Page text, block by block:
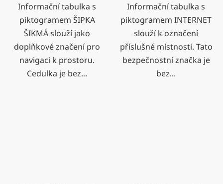
Informační tabulka s
piktogramem ŠIPKA
ŠIKMÁ slouží jako
doplňkové značení pro
navigaci k prostoru.
Cedulka je bez...
Informační tabulka s
piktogramem INTERNET
slouží k označení
příslušné místnosti. Tato
bezpečnostní značka je
bez...